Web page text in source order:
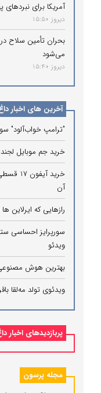
آمریکا برای نبردهای
دیروز 15:50
بحران تأمین سلاح
می‌شود
دیروز 15:40
آخرین های اخبار
"ترامپ خواب‌آلود"
خرید جم موبایل
خرید
آن
رازهایی که ایرلاین
سورپرایز احساسی
ویدئو
بهترین هوش مصنوعی‌های مقاله
ویدئوی تولد مه‌لقا
پربازدیدهای
مجله پرسون